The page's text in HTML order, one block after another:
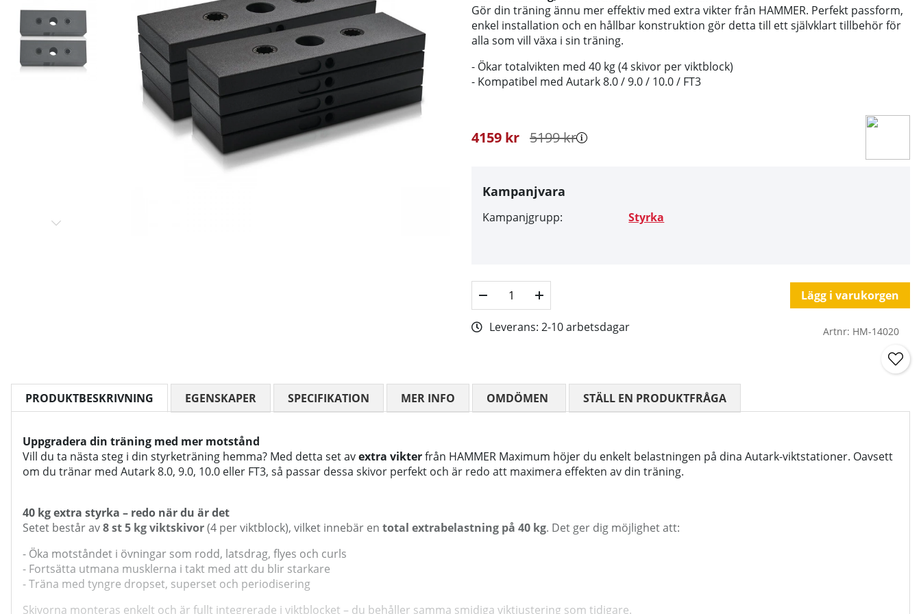
Gör din träning ännu mer effektiv med extra vikter från HAMMER. Perfekt passform,
enkel installation och en hållbar konstruktion gör detta till ett självklart tillbehör för
alla som vill växa i sin träning.
- Ökar totalvikten med 40 kg (4 skivor per viktblock)
- Kompatibel med Autark 8.0 / 9.0 / 10.0 / FT3
5199kr
4159 kr
Kampanjvara
Kampanjgrupp: Styrka
Lägg i varukorgen
Leverans: 2-10 arbetsdagar Artnr: HM-14020
PRODUKTBESKRIVNING
Uppgradera din träning med mer motstånd
Vill du ta nästa steg i din styrketräning hemma? Med detta set avextra vikterfrån HAMMER Maximum höjer du enkelt belastningen på dina Autark-viktstationer. Oavsett
om du tränar med Autark 8.0, 9.0, 10.0 eller FT3, så passar dessa skivor perfekt och är redo att maximera effekten av din träning.
40 kg extra styrka – redo när du är det
Setet består av8 st 5 kg viktskivor(4 per viktblock), vilket innebär en total extrabelastning på 40 kg. Det ger dig möjlighet att:
- Öka motståndet i övningar som rodd, latsdrag, flyes och curls
- Fortsätta utmana musklerna i takt med att du blir starkare
- Träna med tyngre dropset, superset och periodisering
Skivorna monteras enkelt och är fullt integrerade i viktblocket – du behåller samma smidiga viktjustering som tidigare.
EGENSKAPER SPECIFIKATION MER INFO OMDÖMEN MEDELBETYG 0 AV 5 ANTAL BETYG 0
STÄLL EN PRODUKTFRÅGA